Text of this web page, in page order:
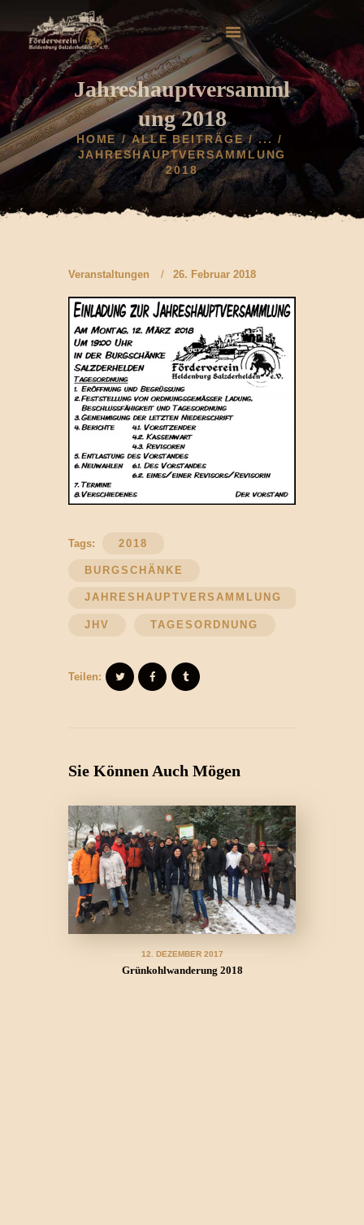
Jahreshauptversamml
ung 2018
HOME ALLE BEITRÄGE
...
JAHRESHAUPTVERSAMMLUNG
2018
HOME
AKTUELLES
HELDENBURG
HISTORIE
GALERIE
Veranstaltungen 26. Februar 2018
Tags: 2018
BURGSCHÄNKE
JAHRESHAUPTVERSAMMLUNG
JHV TAGESORDNUNG
Teilen:
Sie Können Auch Mögen
12. DEZEMBER 2017
Grünkohlwanderung 2018